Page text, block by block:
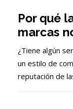
Por qué
marcas
¿Tiene algún
un estilo de
reputación de